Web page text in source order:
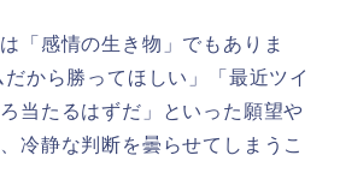
「感情の生き物」でもありま
から勝ってほしい」「最近ツイ
当たるはずだ」といった願望や
冷静な判断を曇らせてしまうこ